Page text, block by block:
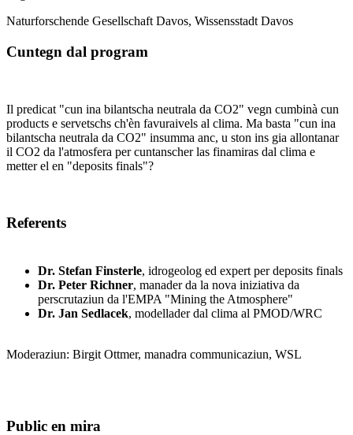
Naturforschende Gesellschaft Davos, Wissensstadt Davos
Cuntegn dal program
Il predicat "cun ina bilantscha neutrala da CO2" vegn cumbinà cun
products e servetschs ch'èn favuraivels al clima. Ma basta "cun ina
bilantscha neutrala da CO2" insumma anc, u ston ins gia allontanar
il CO2 da l'atmosfera per cuntanscher las finamiras dal clima e
metter el en "deposits finals"?
Referents
Dr. Stefan Finsterle, idrogeolog ed expert per deposits finals
Dr. Peter Richner, manader da la nova iniziativa da
perscrutaziun da l'EMPA "Mining the Atmosphere"
Dr. Jan Sedlacek, modellader dal clima al PMOD/WRC
Moderaziun: Birgit Ottmer, manadra communicaziun, WSL
Public en mira